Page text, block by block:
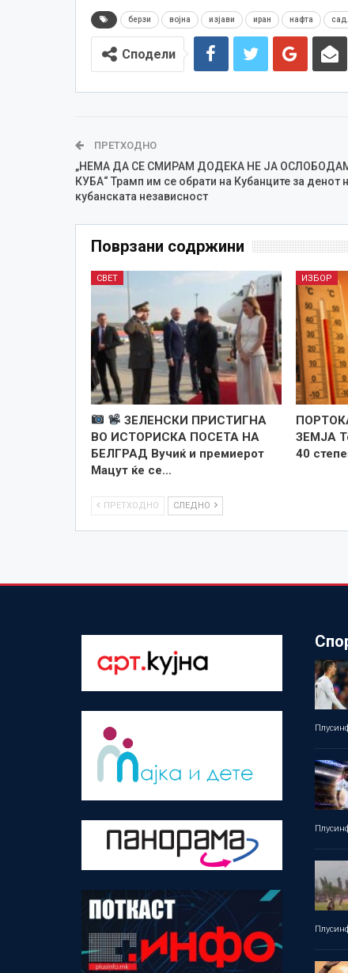
берзи војна изјави иран нафта
Сподели
ПРЕТХОДНО
„НЕМА ДА СЕ СМИРАМ ДОДЕКА НЕ ЈА
КУБА“ Трамп им се обрати на Кубанците за денот
кубанската независност
Поврзани содржини
СВЕТ
ЗЕЛЕНСКИ ПРИСТИГНА
ВО ИСТОРИСКА ПОСЕТА НА
БЕЛГРАД Вучиќ и премиерот
Мацут ќе се…
ИЗБОР
ЗЕМЈА
40
ПРЕТХОДНО СЛЕДНО